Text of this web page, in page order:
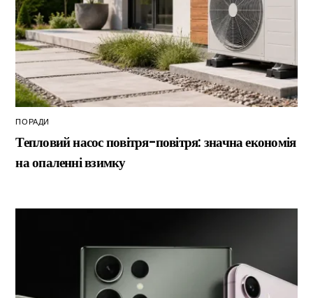
ПОРАДИ
Тепловий насос повітря-повітря: значна економія
на опаленні взимку